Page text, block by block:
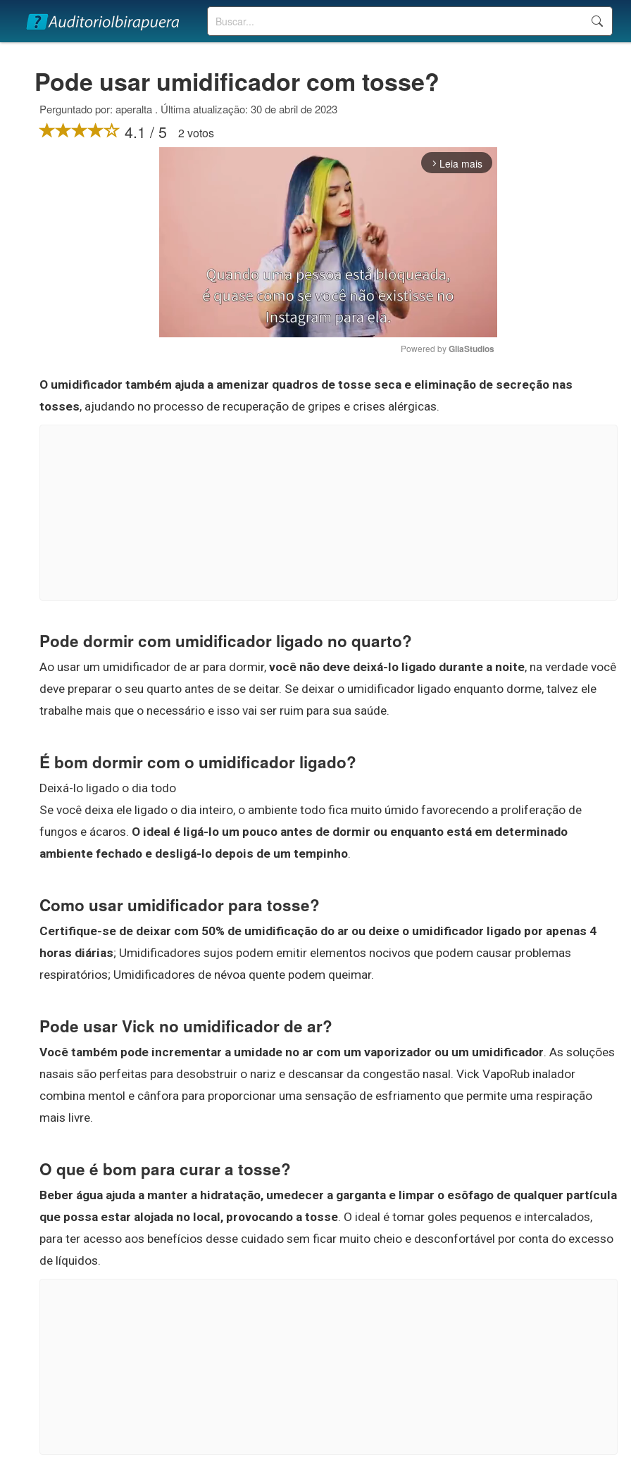
Buscar
Pode usar umidificador com tosse?
Perguntado por: aperalta . Última atualização: 30 de abril de 2023
4.1 / 5 2 votos
arrow_forward_ios Leia mais
Mute
Powered by GliaStudios
O umidificador também ajuda a amenizar quadros de tosse seca e eliminação de secreção nas
tosses, ajudando no processo de recuperação de gripes e crises alérgicas.
Pode dormir com umidificador ligado no quarto?
Ao usar um umidificador de ar para dormir, você não deve deixá-lo ligado durante a noite, na verdade você
deve preparar o seu quarto antes de se deitar. Se deixar o umidificador ligado enquanto dorme, talvez ele
trabalhe mais que o necessário e isso vai ser ruim para sua saúde.
É bom dormir com o umidificador ligado?
Deixá-lo ligado o dia todo
Se você deixa ele ligado o dia inteiro, o ambiente todo fica muito úmido favorecendo a proliferação de
fungos e ácaros. O ideal é ligá-lo um pouco antes de dormir ou enquanto está em determinado
ambiente fechado e desligá-lo depois de um tempinho.
Como usar umidificador para tosse?
Certifique-se de deixar com 50% de umidificação do ar ou deixe o umidificador ligado por apenas 4
horas diárias; Umidificadores sujos podem emitir elementos nocivos que podem causar problemas
respiratórios; Umidificadores de névoa quente podem queimar.
Pode usar Vick no umidificador de ar?
Você também pode incrementar a umidade no ar com um vaporizador ou um umidificador. As soluções
nasais são perfeitas para desobstruir o nariz e descansar da congestão nasal. Vick VapoRub inalador
combina mentol e cânfora para proporcionar uma sensação de esfriamento que permite uma respiração
mais livre.
O que é bom para curar a tosse?
Beber água ajuda a manter a hidratação, umedecer a garganta e limpar o esôfago de qualquer partícula
que possa estar alojada no local, provocando a tosse. O ideal é tomar goles pequenos e intercalados,
para ter acesso aos benefícios desse cuidado sem ficar muito cheio e desconfortável por conta do excesso
de líquidos.